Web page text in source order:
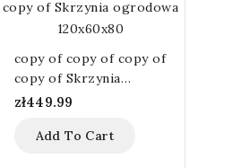
copy of copy of copy of
copy of Skrzynia
ogrodowa 120x60x80
zł449.99
Add To Cart